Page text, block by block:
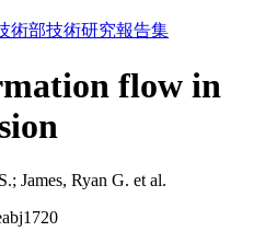
術部技術研究報告集
flow in
James, Ryan G. et al.